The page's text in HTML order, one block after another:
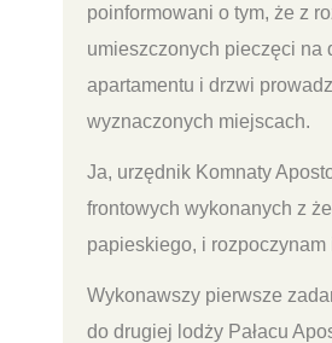
poinformowani o tym, że z
umieszczonych pieczęci na
apartamentu i drzwi
wyznaczonych miejscach.
Ja, urzędnik Komnaty
frontowych wykonanych z
papieskiego, i rozpoczynam
Wykonawszy pierwsze
do drugiej lodży Pałacu